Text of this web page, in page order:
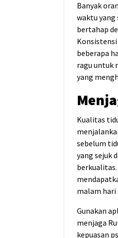
Banyak
waktu yang
bertahap
beberapa
ragu untuk
yang
Kualitas
sebelum
yang sejuk
malam hari
Gunakan
menjaga
kepuasan